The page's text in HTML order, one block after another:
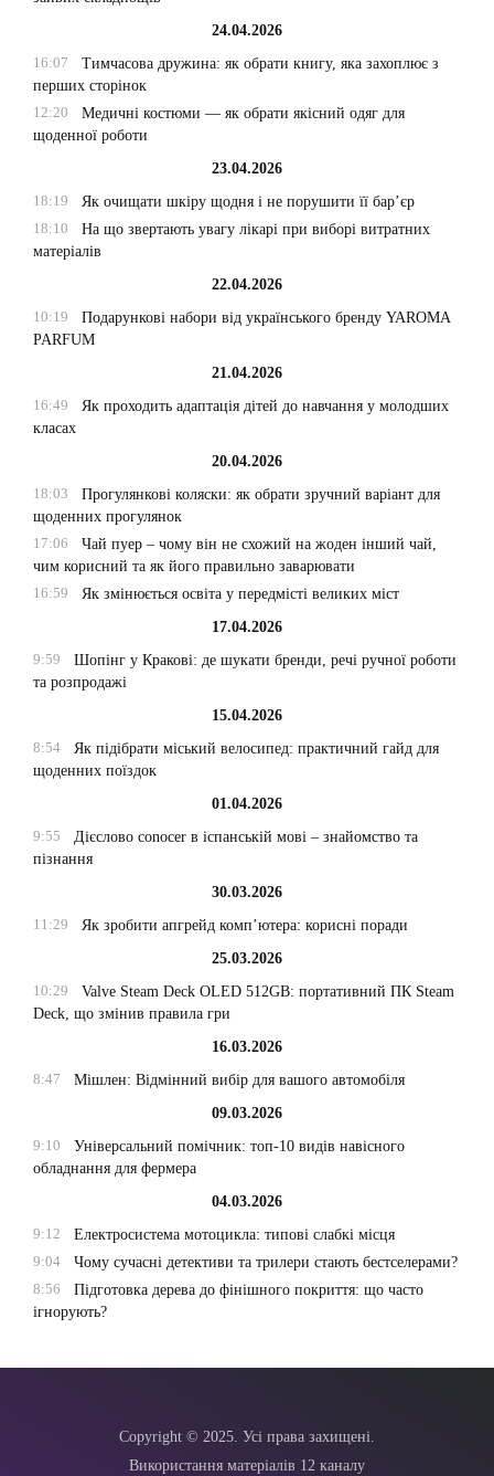
24.04.2026
16:07
Тимчасова дружина: як обрати книгу, яка захоплює з
перших сторінок
12:20
Медичні костюми — як обрати якісний одяг для
щоденної роботи
23.04.2026
18:19
Як очищати шкіру щодня і не порушити її бар’єр
18:10
На що звертають увагу лікарі при виборі витратних
матеріалів
22.04.2026
10:19
Подарункові набори від українського бренду YAROMA
PARFUM
21.04.2026
16:49
Як проходить адаптація дітей до навчання у молодших
класах
20.04.2026
18:03
Прогулянкові коляски: як обрати зручний варіант для
щоденних прогулянок
17:06
Чай пуер – чому він не схожий на жоден інший чай,
чим корисний та як його правильно заварювати
16:59
Як змінюється освіта у передмісті великих міст
17.04.2026
9:59
Шопінг у Кракові: де шукати бренди, речі ручної роботи
та розпродажі
15.04.2026
8:54
Як підібрати міський велосипед: практичний гайд для
щоденних поїздок
01.04.2026
9:55
Дієслово conocer в іспанській мові – знайомство та
пізнання
30.03.2026
11:29
Як зробити апгрейд комп’ютера: корисні поради
25.03.2026
10:29
Valve Steam Deck OLED 512GB: портативний ПК Steam
Deck, що змінив правила гри
16.03.2026
8:47
Мішлен: Відмінний вибір для вашого автомобіля
09.03.2026
9:10
Універсальний помічник: топ-10 видів навісного
обладнання для фермера
04.03.2026
9:12
Електросистема мотоцикла: типові слабкі місця
9:04
Чому сучасні детективи та трилери стають бестселерами?
8:56
Підготовка дерева до фінішного покриття: що часто
ігнорують?
Copyright © 2025. Усі права захищені.
Використання матеріалів 12 каналу